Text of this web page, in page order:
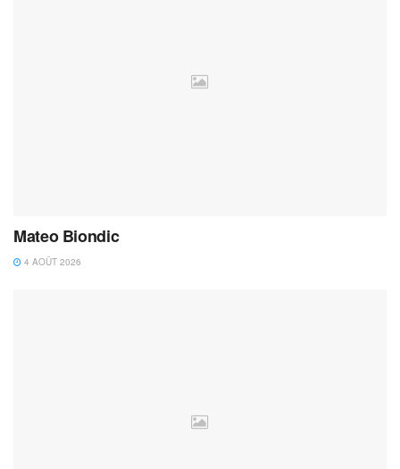
Mateo Biondic
4 AOÛT 2026